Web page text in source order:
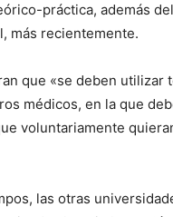
práctica, además
más recientemente.
que «se deben utilizar
médicos, en la que
voluntariamente
las otras